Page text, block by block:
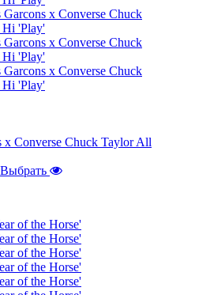
x Converse Chuck Taylor All
Выбрать